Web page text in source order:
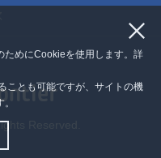
ためにCookieを使用します。詳
ことも可能ですが、サイトの機
。
Reserved.